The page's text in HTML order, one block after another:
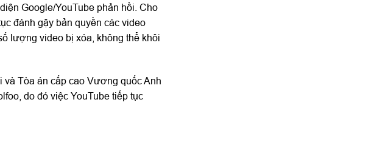
Google/YouTube phản hồi. Cho
đánh gậy bản quyền các video
lượng video bị xóa, không thể khôi
Tòa án cấp cao Vương quốc Anh
do đó việc YouTube tiếp tục